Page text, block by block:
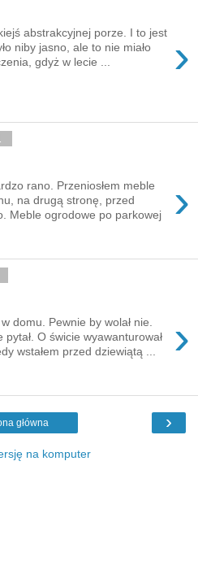
›
abstrakcyjnej porze. I to jest
niby jasno, ale to nie miało
gdyż w lecie ...
›
rano. Przeniosłem meble
na drugą stronę, przed
Meble ogrodowe po parkowej
›
domu. Pewnie by wolał nie.
O świcie wyawanturował
wstałem przed dziewiątą ...
›
główna
na komputer